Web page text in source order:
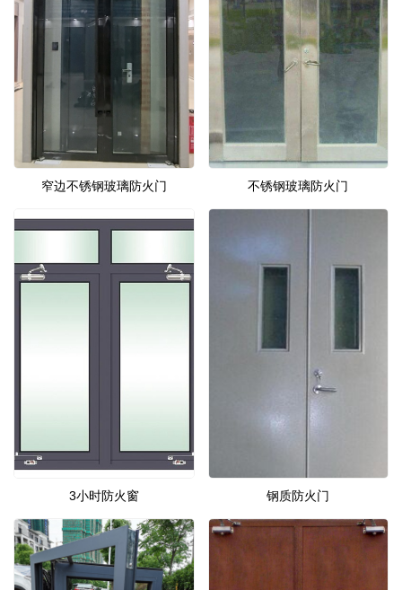
窄边不锈钢玻璃防火门 不锈钢玻璃防火门
3小时防火窗 钢质防火门